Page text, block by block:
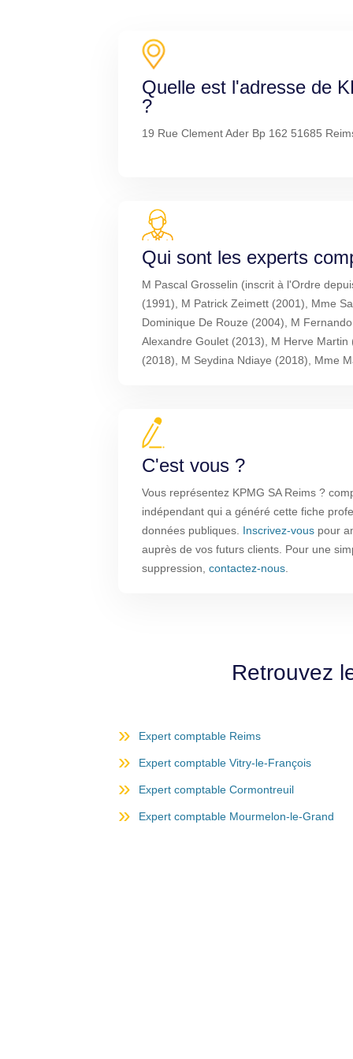
Quelle est l'adresse de
?
19 Rue Clement Ader Bp 162 51685
Qui sont les experts
M Pascal Grosselin (inscrit à l'Ordre
(1991), M Patrick Zeimett (2001), Mme
Dominique De Rouze (2004), M
Alexandre Goulet (2013), M Herve Martin
(2018), M Seydina Ndiaye (2018), Mme
C'est vous ?
Vous représentez KPMG SA Reims ?
indépendant qui a généré cette fiche
données publiques. Inscrivez-vous pour
auprès de vos futurs clients. Pour une
suppression, contactez-nous
Retrouvez
Expert comptable Reims
Expert comptable Vitry-le-François
Expert comptable Cormontreuil
Expert comptable Mourmelon-le-Grand